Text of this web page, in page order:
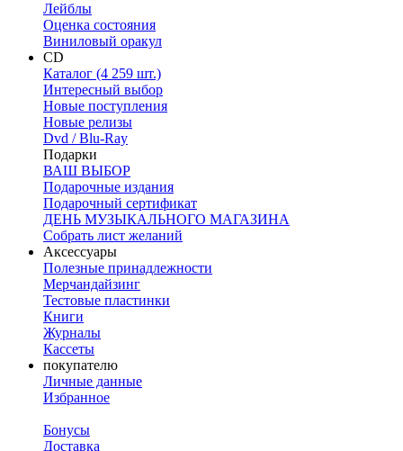
Лейблы
Оценка состояния
Виниловый оракул
CD
Каталог (4 259 шт.)
Интересный выбор
Новые поступления
Новые релизы
Dvd / Blu-Ray
Подарки
ВАШ ВЫБОР
Подарочные издания
Подарочный сертификат
ДЕНЬ МУЗЫКАЛЬНОГО МАГАЗИНА
Собрать лист желаний
Аксессуары
Полезные принадлежности
Мерчандайзинг
Тестовые пластинки
Книги
Журналы
Кассеты
покупателю
Личные данные
Избранное
Бонусы
Доставка